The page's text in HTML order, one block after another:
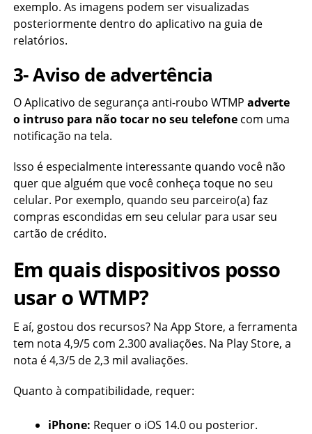
exemplo. As imagens podem ser visualizadas
posteriormente dentro do aplicativo na guia de
relatórios.
3- Aviso de advertência
O Aplicativo de segurança anti-roubo WTMP adverte
o intruso para não tocar no seu telefonecom uma
notificação na tela.
Isso é especialmente interessante quando você não
quer que alguém que você conheça toque no seu
celular. Por exemplo, quando seu parceiro(a) faz
compras escondidas em seu celular para usar seu
cartão de crédito.
Em quais dispositivos posso
usar o WTMP?
E aí, gostou dos recursos? Na App Store, a ferramenta
tem nota 4,9/5 com 2.300 avaliações. Na Play Store, a
nota é 4,3/5 de 2,3 mil avaliações.
Quanto à compatibilidade, requer:
iPhone: Requer o iOS 14.0 ou posterior.